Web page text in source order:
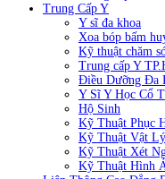
Trung Cấp Y
Y sĩ đa khoa
Xoa bóp bấm
Kỹ thuật chăm
Trung cấp Y
Điều Dưỡng Đa
Y Sĩ Y Học Cổ
Hộ Sinh
Kỹ Thuật Phục
Kỹ Thuật Vật
Kỹ Thuật Xét
Kỹ Thuật Hình